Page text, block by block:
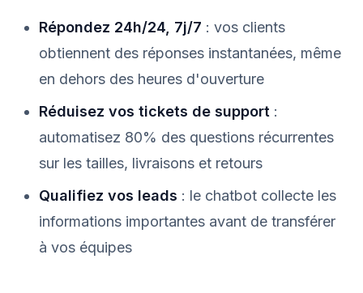
Répondez 24h/24, 7j/7 : vos clients
obtiennent des réponses instantanées, même
en dehors des heures d'ouverture
Réduisez vos tickets de support :
automatisez 80% des questions récurrentes
sur les tailles, livraisons et retours
Qualifiez vos leads : le chatbot collecte les
informations importantes avant de transférer
à vos équipes